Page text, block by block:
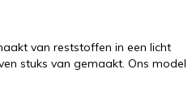
van reststoffen in een licht
stuks van gemaakt. Ons model